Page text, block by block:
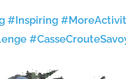
#Inspiring